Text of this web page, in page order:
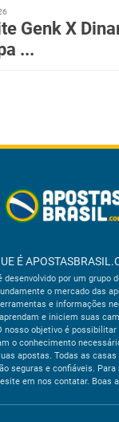
Genk X
...
É
desenvolvido por um grupo
o mercado das
e informações
e iniciem suas
nosso objetivo é possibilitar
o conhecimento
apostas. Todas as
seguras e confiáveis.
em nos contatar. Boas